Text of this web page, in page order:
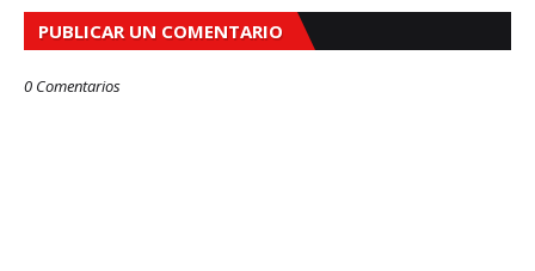
PUBLICAR UN COMENTARIO
0 Comentarios